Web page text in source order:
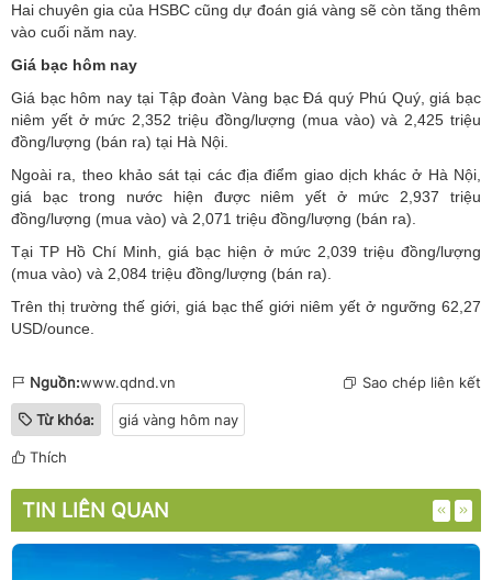
Hai chuyên gia của HSBC cũng dự đoán giá vàng sẽ còn tăng thêm
vào cuối năm nay.
Giá bạc hôm nay
Giá bạc hôm nay tại Tập đoàn Vàng bạc Đá quý Phú Quý, giá bạc
niêm yết ở mức 2,352 triệu đồng/lượng (mua vào) và 2,425 triệu
đồng/lượng (bán ra) tại Hà Nội.
Ngoài ra, theo khảo sát tại các địa điểm giao dịch khác ở Hà Nội,
giá bạc trong nước hiện được niêm yết ở mức 2,937 triệu
đồng/lượng (mua vào) và 2,071 triệu đồng/lượng (bán ra).
Tại TP Hồ Chí Minh, giá bạc hiện ở mức 2,039 triệu đồng/lượng
(mua vào) và 2,084 triệu đồng/lượng (bán ra).
Trên thị trường thế giới, giá bạc thế giới niêm yết ở ngưỡng 62,27
USD/ounce.
Nguồn:www.qdnd.vn Sao chép liên kết
Từ khóa: giá vàng hôm nay
Thích
TIN LIÊN QUAN